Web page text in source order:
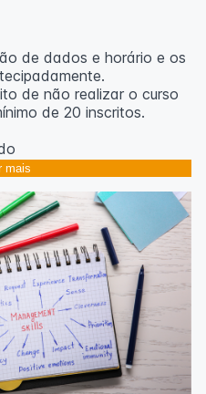
de dados e horário e os
de não realizar o curso
de 20 inscritos.
mais